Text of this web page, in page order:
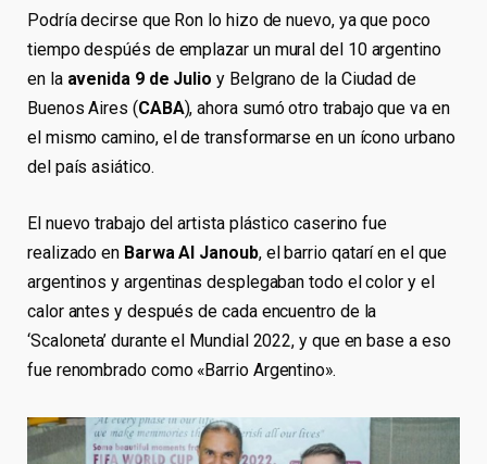
Podría decirse que Ron lo hizo de nuevo, ya que poco
tiempo despúés de emplazar un mural del 10 argentino
en la avenida 9 de Julio y Belgrano de la Ciudad de
Buenos Aires (CABA), ahora sumó otro trabajo que va en
el mismo camino, el de transformarse en un ícono urbano
del país asiático.
El nuevo trabajo del artista plástico caserino fue
realizado en Barwa Al Janoub, el barrio qatarí en el que
argentinos y argentinas desplegaban todo el color y el
calor antes y después de cada encuentro de la
‘Scaloneta’ durante el Mundial 2022, y que en base a eso
fue renombrado como «Barrio Argentino».